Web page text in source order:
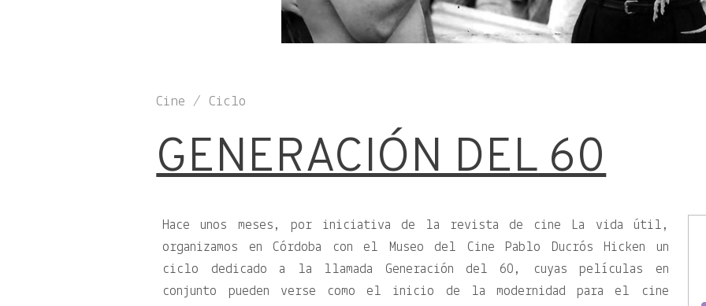
Cine / Ciclo
GENERACIÓN DEL 60
Hace unos meses, por iniciativa de la revista de cine La vida útil,
organizamos en Córdoba con el Museo del Cine Pablo Ducrós Hicken un
ciclo dedicado a la llamada Generación del 60, cuyas películas en
conjunto pueden verse como el inicio de la modernidad para el cine